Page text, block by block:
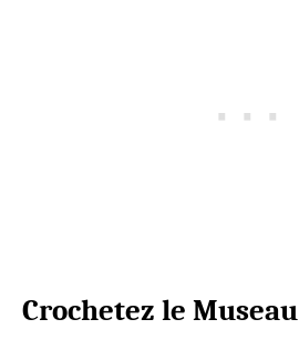
Crochetez le Museau